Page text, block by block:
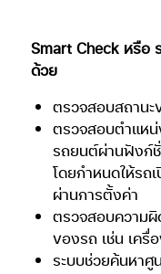
Smart Check หรือ
ด้วย
ตรวจสอบสถานะ
ตรวจสอบตำแห
รถยนต์ผ่านฟังก์ชั่
โดยกำหนดให้รถ
ผ่านการตั้งค่า
ตรวจสอบความผิ
ของรถ เช่น เค
ระบบช่วยค้นหา